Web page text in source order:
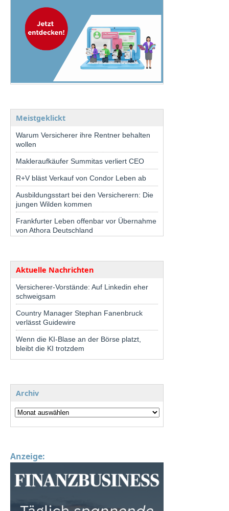
Meistgeklickt
Warum Versicherer ihre Rentner behalten
wollen
Makleraufkäufer Summitas verliert CEO
R+V bläst Verkauf von Condor Leben ab
Ausbildungsstart bei den Versicherern: Die
jungen Wilden kommen
Frankfurter Leben offenbar vor Übernahme
von Athora Deutschland
Aktuelle Nachrichten
Versicherer-Vorstände: Auf Linkedin eher
schweigsam
Country Manager Stephan Fanenbruck
verlässt Guidewire
Wenn die KI-Blase an der Börse platzt,
bleibt die KI trotzdem
Archiv
Anzeige: